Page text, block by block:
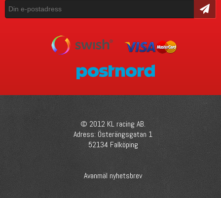
Skicka
© 2012 KL racing AB.
Adress: Österängsgatan 1
52134 Falköping
Avanmäl nyhetsbrev